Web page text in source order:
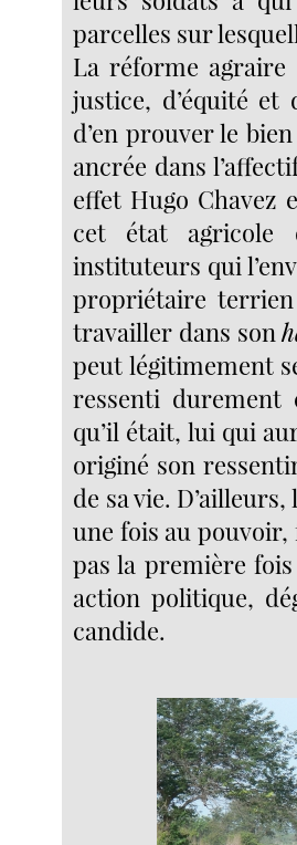
parcelles sur
La réforme agraire
justice, d’équité
d’en prouver le
ancrée dans
effet Hugo Chavez
cet état agricole
instituteurs qui
propriétaire
travailler dans son
peut légitimement
ressenti
qu’il était, lui qui
originé son
de sa vie.
une fois au pouvoir,
pas la première
action politique,
candide.